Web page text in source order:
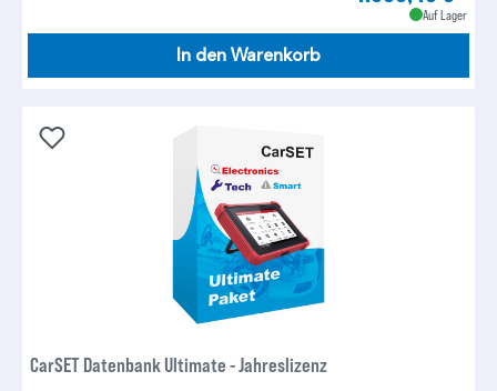
Auf Lager
In den Warenkorb
CarSET Datenbank Ultimate - Jahreslizenz